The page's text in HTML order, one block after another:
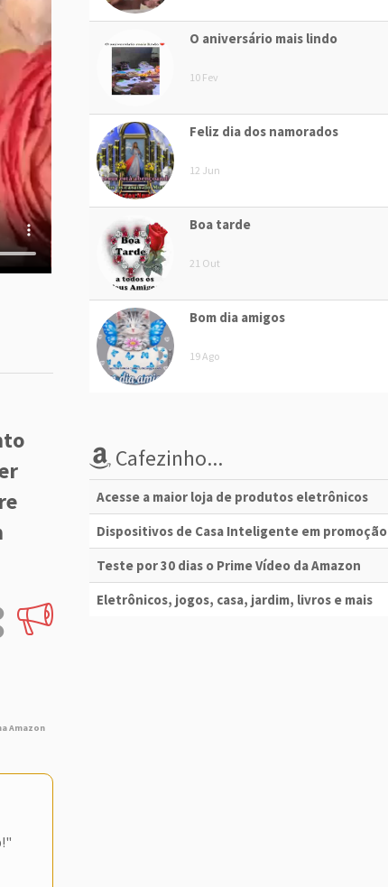
Amazon
O aniversário mais lindo
10 Fev
Feliz dia dos namorados
12 Jun
Boa tarde
21 Out
Bom dia amigos
19 Ago
Cafezinho...
Acesse a maior loja de produtos eletrônicos
Dispositivos de Casa Inteligente em promoção
Teste por 30 dias o Prime Vídeo da Amazon
Eletrônicos, jogos, casa, jardim, livros e mais